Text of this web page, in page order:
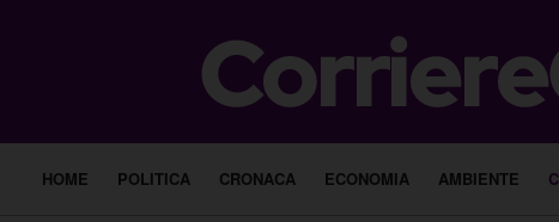
HOME POLITICA CRONACA ECONOMIA AMBIENTE